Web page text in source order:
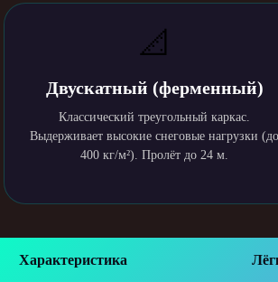
📐
Двускатный (ферменный)
Классический треугольный каркас.
Выдерживает высокие снеговые нагрузки (до
400 кг/м²). Пролёт до 24 м.
Характеристика